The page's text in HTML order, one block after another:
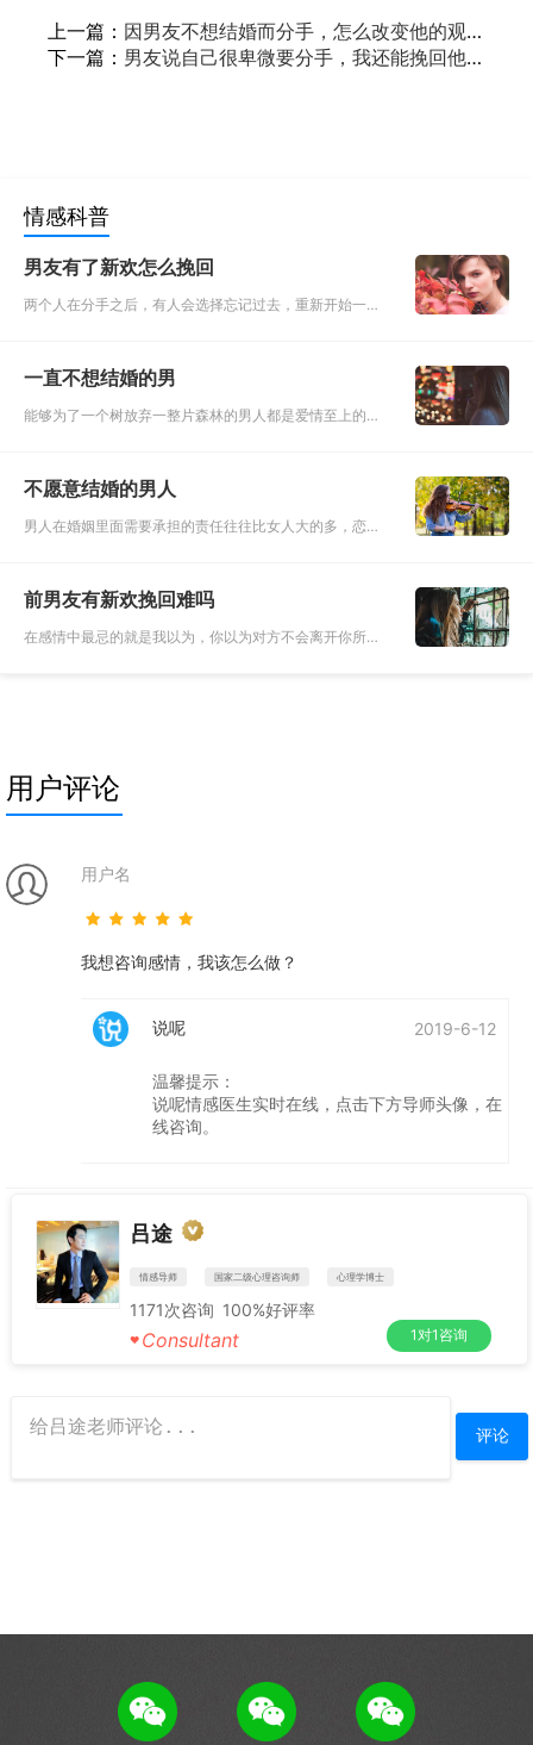
上一篇： 因男友不想结婚而分手，怎么改变他的观
念？
下一篇： 男友说自己很卑微要分手，我还能挽回他
情感科普
男友有了新欢怎么挽回
两个人在分手之后，有人会选择忘记过去，重新开始一段
了，就意味着他已经
一直不想结婚的男
能够为了一个树放弃一整片森林的男人都是爱情至上的男
不仅仅是这一个原因
不愿意结婚的男人
男人在婚姻里面需要承担的责任往往比女人大的多，恋爱
是逃避的。 婚姻是爱
前男友有新欢挽回难吗
在感情中最忌的就是我以为，你以为对方不会离开你所以
用户评论
用户名
我想咨询感情，我该怎么做？
说呢 2019-6-12
温馨提示：
说呢情感医生实时在线，点击下方导师头像，在
线咨询。
吕途
情感导师 国家二级心理咨询师 心理学博士
1171次咨询 100%好评率
♥ Consultant 1对1咨询